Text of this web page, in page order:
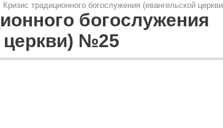
Кризис традиционного богослужения (евангельской
богослужения
церкви) №25